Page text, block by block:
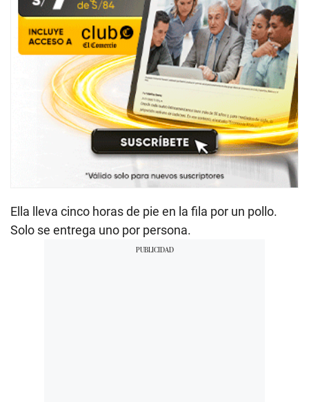
Ella lleva cinco horas de pie en la fila por un pollo.
Solo se entrega uno por persona.